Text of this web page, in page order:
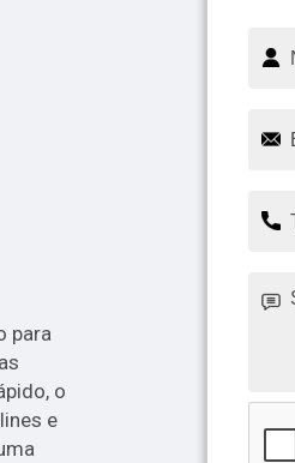
para
o
e